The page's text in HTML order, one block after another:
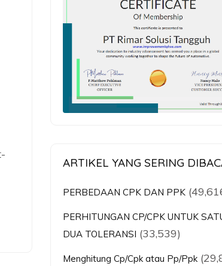
ARTIKEL YANG SERING
PERBEDAAN CPK DAN PPK
PERHITUNGAN CP/CPK UNTUK
DUA TOLERANSI (33,539)
Menghitung Cp/Cpk atau Pp/Ppk